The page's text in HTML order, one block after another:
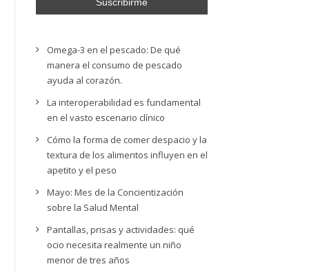
Omega-3 en el pescado: De qué
manera el consumo de pescado
ayuda al corazón.
La interoperabilidad es fundamental
en el vasto escenario clínico
Cómo la forma de comer despacio y la
textura de los alimentos influyen en el
apetito y el peso
Mayo: Mes de la Concientización
sobre la Salud Mental
Pantallas, prisas y actividades: qué
ocio necesita realmente un niño
menor de tres años